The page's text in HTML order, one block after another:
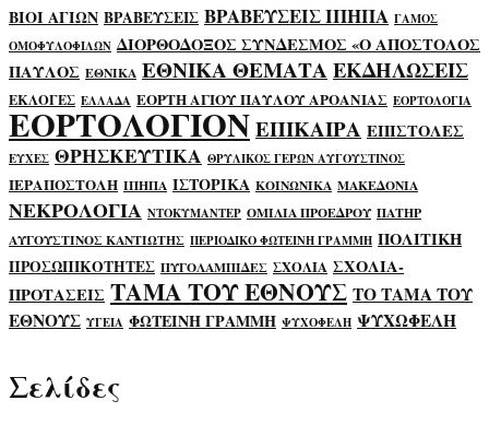
ΒΙΟΙ ΑΓΙΩΝ ΒΡΑΒΕΥΣΕΙΣ ΒΡΑΒΕΥΣΕΙΣ ΙΠΗΠΑ ΓΑΜΟΣ
ΟΜΟΦΥΛΟΦΙΛΩΝ ΔΙΟΡΘΟΔΟΞΟΣ ΣΥΝΔΕΣΜΟΣ «Ο ΑΠΟΣΤΟΛΟΣ
ΠΑΥΛΟΣ ΕΘΝΙΚΑ ΕΘΝΙΚΑ ΘΕΜΑΤΑΕΚΔΗΛΩΣΕΙΣ
ΕΚΛΟΓΕΣ ΕΛΛΑΔΑ ΕΟΡΤΗ ΑΓΙΟΥ ΠΑΥΛΟΥ ΑΡΟΑΝΙΑΣ ΕΟΡΤΟΛΟΓΙΑ
ΕΟΡΤΟΛΟΓΙΟΝΕΠΙΚΑΙΡΑ ΕΠΙΣΤΟΛΕΣ
ΕΥΧΕΣ ΘΡΗΣΚΕΥΤΙΚΑ ΘΡΥΛΙΚΟΣ ΓΕΡΩΝ ΑΥΓΟΥΣΤΙΝΟΣ
ΙΕΡΑΠΟΣΤΟΛΗ ΙΠΗΠΑ ΙΣΤΟΡΙΚΑ ΚΟΙΝΩΝΙΚΑ ΜΑΚΕΔΟΝΙΑ
ΝΕΚΡΟΛΟΓΙΑ ΝΤΟΚΥΜΑΝΤΕΡ ΟΜΙΛΙΑ ΠΡΟΕΔΡΟΥ ΠΑΤΗΡ
ΑΥΓΟΥΣΤΙΝΟΣ ΚΑΝΤΙΩΤΗΣ ΠΕΡΙΟΔΙΚΟ ΦΩΤΕΙΝΗ ΓΡΑΜΜΗ ΠΟΛΙΤΙΚΗ
ΠΡΟΣΩΠΙΚΟΤΗΤΕΣ ΠΥΓΟΛΑΜΠΙΔΕΣ ΣΧΟΛΙΑ ΣΧΟΛΙΑ-
ΠΡΟΤΑΣΕΙΣ ΤΑΜΑ ΤΟΥ ΕΘΝΟΥΣ ΤΟ ΤΑΜΑ ΤΟΥ
ΕΘΝΟΥΣ ΥΓΕΙΑ ΦΩΤΕΙΝΗ ΓΡΑΜΜΗ ΨΥΧΟΦΕΛΗ ΨΥΧΩΦΕΛΗ
Σελίδες